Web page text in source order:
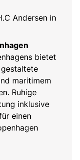
Andersen in
bietet
maritimem
Ruhige
inklusive
einen